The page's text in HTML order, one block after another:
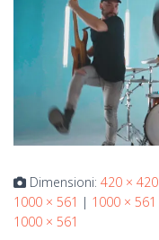
Dimensioni: 420 × 420
1000 × 561 | 1000 × 561
1000 × 561